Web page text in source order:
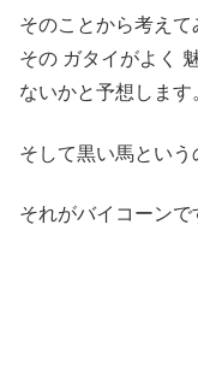
そのことから考え
その ガタイがよく
ないかと予想します
そして黒い馬という
それがバイコーンで